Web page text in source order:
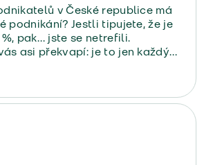
v České republice má
podnikání? Jestli tipujete, že je
pak… jste se netrefili.
asi překvapí: je to jen každý